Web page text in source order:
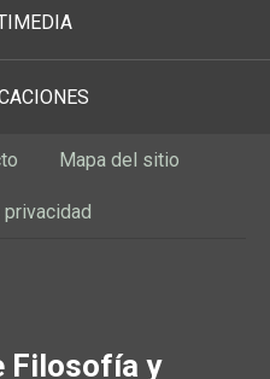
Mapa del sitio
Filosofía y